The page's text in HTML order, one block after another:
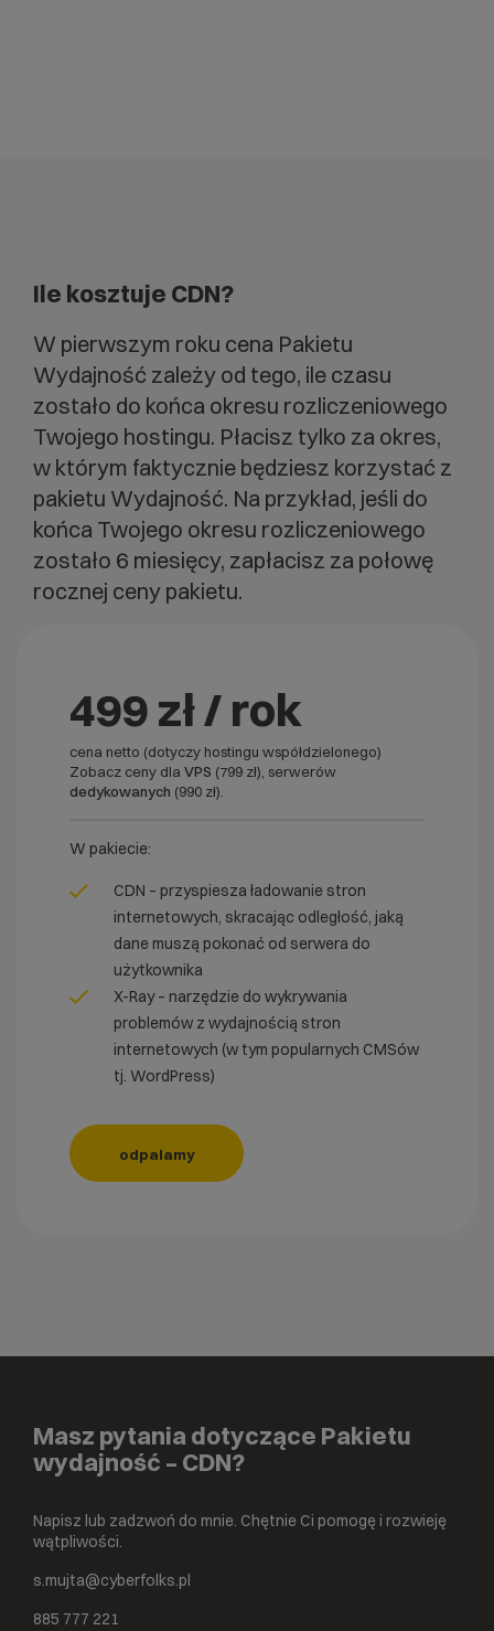
Ile kosztuje CDN?
W pierwszym roku cena Pakietu
Wydajność zależy od tego, ile czasu
zostało do końca okresu rozliczeniowego
Twojego hostingu. Płacisz tylko za okres,
w którym faktycznie będziesz korzystać z
pakietu Wydajność. Na przykład, jeśli do
końca Twojego okresu rozliczeniowego
zostało 6 miesięcy, zapłacisz za połowę
rocznej ceny pakietu.
499 zł / rok
cena netto (dotyczy hostingu współdzielonego)
Zobacz ceny dla VPS (799 zł), serwerów
dedykowanych (990 zł).
W pakiecie:
CDN – przyspiesza ładowanie stron
internetowych, skracając odległość, jaką
dane muszą pokonać od serwera do
użytkownika
X-Ray – narzędzie do wykrywania
problemów z wydajnością stron
internetowych (w tym popularnych CMSów
tj. WordPress)
odpalamy
Masz pytania dotyczące Pakietu
wydajność – CDN?
Napisz lub zadzwoń do mnie. Chętnie Ci pomogę i rozwieję
wątpliwości.
s.mujta@cyberfolks.pl
885 777 221